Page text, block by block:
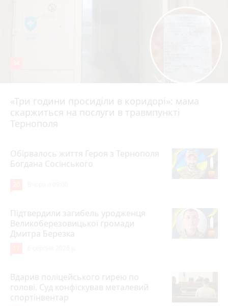
«Три години просиділи в коридорі»: мама
скаржиться на послуги в травмпункті
Тернополя
Вчора о 13:05
Обірвалось життя Героя з Тернополя
Богдана Сосінського
Підтвердили загибель уродженця
Великоберезовицької громади
Дмитра Березка
Вдарив поліцейського гирею по
голові. Суд конфіскував металевий
спортінвентар